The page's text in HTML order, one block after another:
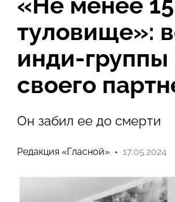
туловище»:
инди-группы
своего
Он забил ее до смерти
Редакция «Гласной» 17.05.2024